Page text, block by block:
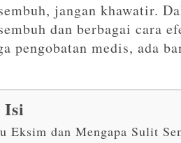
jangan khawatir.
dan berbagai cara
pengobatan medis, ada
Eksim dan Mengapa Sulit